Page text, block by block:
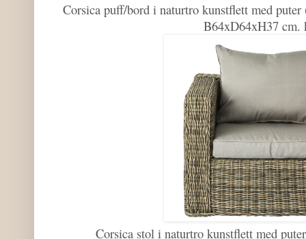
Corsica puff/bord i naturtro kunstflett med puter
B64xD64xH37 cm.
Corsica stol i naturtro kunstflett med